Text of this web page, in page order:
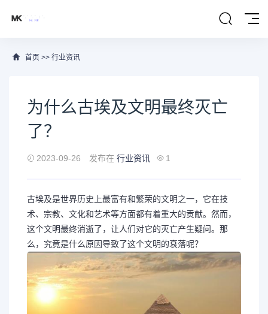
首页 >> 行业资讯
为什么古埃及文明最终灭亡
了？
2023-09-26 发布在 行业资讯 1
古埃及是世界历史上最富有和繁荣的文明之一，它在技
术、宗教、文化和艺术等方面都有着重大的贡献。然而，
这个文明最终消逝了，让人们对它的灭亡产生疑问。那
么，究竟是什么原因导致了这个文明的衰落呢？